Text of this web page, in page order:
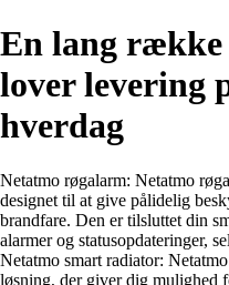
En lang
lover levering
hverdag
Netatmo røgalarm: Netatmo
designet til at give pålidelig
brandfare. Den er tilsluttet din
alarmer og statusopdateringer,
Netatmo smart radiator:
løsning, der giver dig mulighed